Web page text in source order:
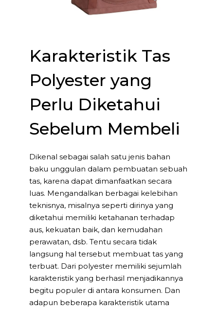
Karakteristik Tas
Polyester yang
Perlu Diketahui
Sebelum Membeli
Dikenal sebagai salah satu jenis bahan
baku unggulan dalam pembuatan sebuah
tas, karena dapat dimanfaatkan secara
luas. Mengandalkan berbagai kelebihan
teknisnya, misalnya seperti dirinya yang
diketahui memiliki ketahanan terhadap
aus, kekuatan baik, dan kemudahan
perawatan, dsb. Tentu secara tidak
langsung hal tersebut membuat tas yang
terbuat. Dari polyester memiliki sejumlah
karakteristik yang berhasil menjadikannya
begitu populer di antara konsumen. Dan
adapun beberapa karakteristik utama